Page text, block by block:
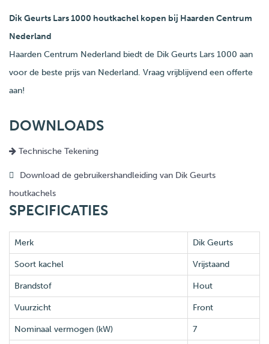
Dik Geurts Lars 1000 houtkachel kopen bij Haarden Centrum
Nederland
Haarden Centrum Nederland biedt de Dik Geurts Lars 1000 aan
voor de beste prijs van Nederland. Vraag vrijblijvend een offerte
aan!
DOWNLOADS
Technische Tekening
Download de gebruikershandleiding van Dik Geurts
houtkachels
SPECIFICATIES
Merk Dik Geurts
Soort kachel Vrijstaand
Brandstof Hout
Vuurzicht Front
Nominaal vermogen (kW) 7